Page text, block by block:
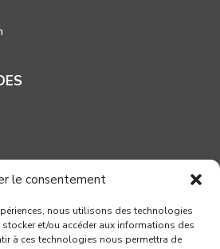
le consentement
nous utilisons des technologies
et/ou accéder aux informations des
à ces technologies nous permettra de